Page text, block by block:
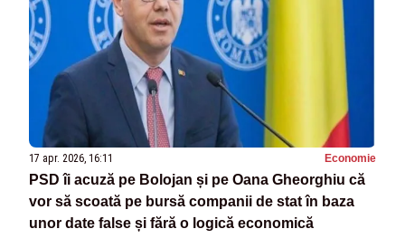
17 apr. 2026, 16:11 Economie
PSD îi acuză pe Bolojan și pe Oana Gheorghiu că
vor să scoată pe bursă companii de stat în baza
unor date false și fără o logică economică